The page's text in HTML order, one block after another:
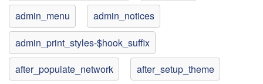
admin_menu
admin_notices
admin_print_styles-$hook_suffix
after_populate_network
after_setup_theme